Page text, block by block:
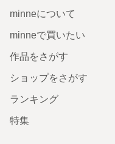
minneについて
minneで買いたい
作品をさがす
ショップをさがす
ランキング
特集